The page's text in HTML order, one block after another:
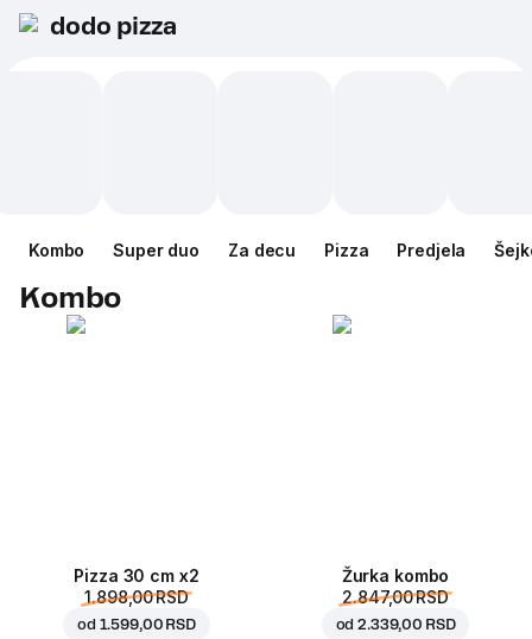
dodo pizza
Kombo Super duo Za decu Pizza Predjela
Kombo
Pizza 30 cm x2
1.898,00 RSD
od 1.599,00 RSD
Žurka kombo
2.847,00 RSD
od2.339,00 RSD